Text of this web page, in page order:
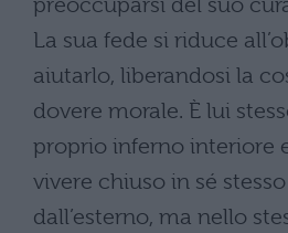
La sua fede si riduce
aiutarlo, liberandosi la
dovere morale. È lui
proprio inferno interiore
vivere chiuso in sé
dall’esterno, ma nello